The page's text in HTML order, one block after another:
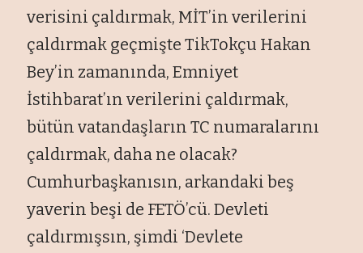
verisini çaldırmak, MİT’in verilerini
çaldırmak geçmişte TikTokçu Hakan
Bey’in zamanında, Emniyet
İstihbarat’ın verilerini çaldırmak,
bütün vatandaşların TC numaralarını
çaldırmak, daha ne olacak?
Cumhurbaşkanısın, arkandaki beş
yaverin beşi de FETÖ’cü. Devleti
çaldırmışsın, şimdi ‘Devlete